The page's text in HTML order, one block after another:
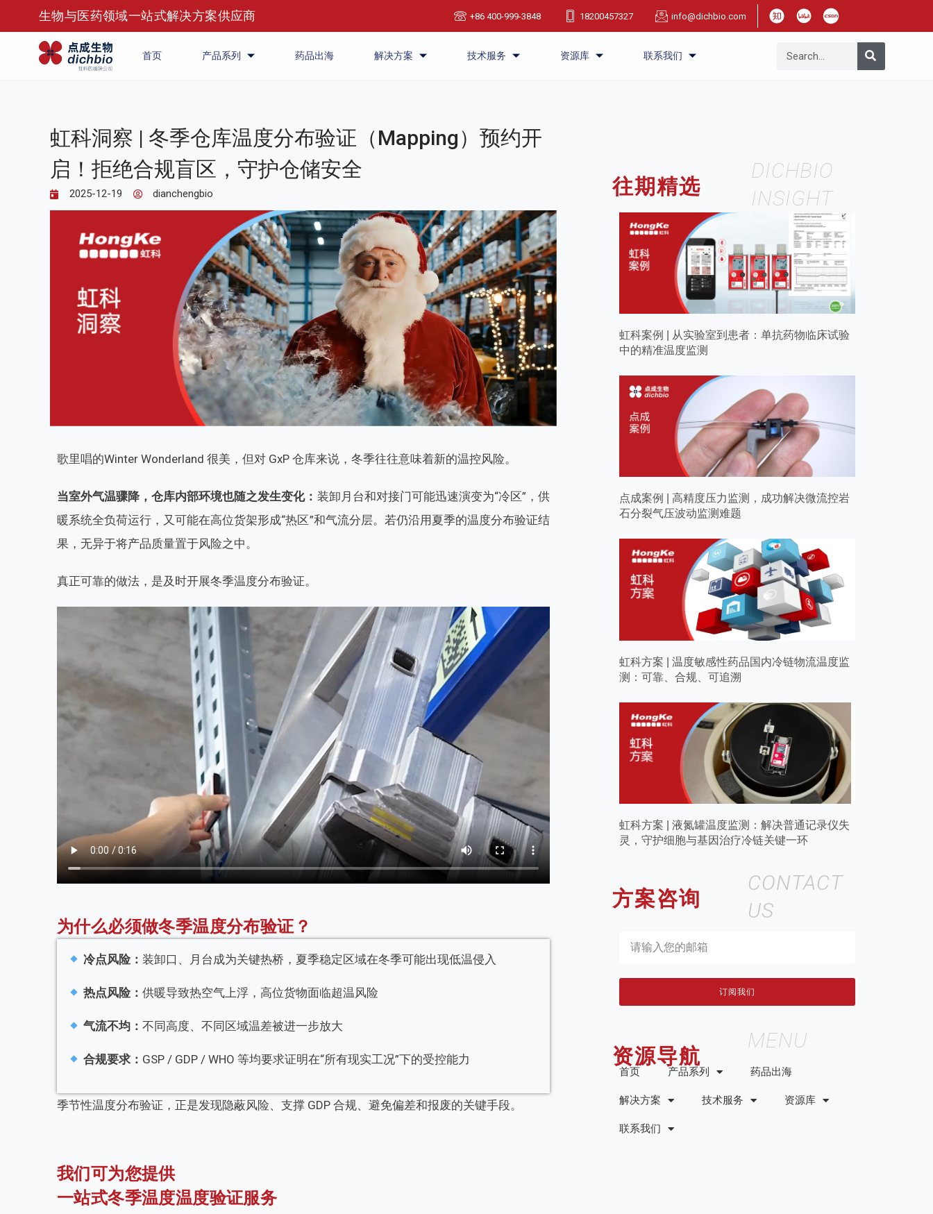
生物与医药领域一站式解决方案供应商 +86 400-999-3848 18200457327 info@dichbio.com
首页 产品系列 药品出海 解决方案 技术服务 资源库 联系我们
虹科洞察 | 冬季仓库温度分布验证（Mapping）预约开
启！拒绝合规盲区，守护仓储安全
2025-12-19 dianchengbio
歌里唱的Winter Wonderland 很美，但对 GxP 仓库来说，冬季往往意味着新的温控风险。
当室外气温骤降，仓库内部环境也随之发生变化： 装卸月台和对接门可能迅速演变为“冷区”，供
暖系统全负荷运行，又可能在高位货架形成“热区”和气流分层。若仍沿用夏季的温度分布验证结
果，无异于将产品质量置于风险之中。
真正可靠的做法，是及时开展冬季温度分布验证。
为什么必须做冬季温度分布验证？
冷点风险：装卸口、月台成为关键热桥，夏季稳定区域在冬季可能出现低温侵入
热点风险：供暖导致热空气上浮，高位货物面临超温风险
气流不均：不同高度、不同区域温差被进一步放大
合规要求： GSP / GDP / WHO 等均要求证明在“所有现实工况”下的受控能力
季节性温度分布验证，正是发现隐蔽风险、支撑 GDP 合规、避免偏差和报废的关键手段。
我们可为您提供
一站式冬季温度温度验证服务
往期精选
DICHBIO
INSIGHT
虹科案例 | 从实验室到患者：单抗药物临床试验
中的精准温度监测
点成案例 | 高精度压力监测，成功解决微流控岩
石分裂气压波动监测难题
虹科方案 | 温度敏感性药品国内冷链物流温度监
测：可靠、合规、可追溯
虹科方案 | 液氮罐温度监测：解决普通记录仪失
灵，守护细胞与基因治疗冷链关键一环
方案咨询
CONTACT
US
订阅我们
资源导航
MENU
首页 产品系列 药品出海
解决方案 技术服务 资源库
联系我们